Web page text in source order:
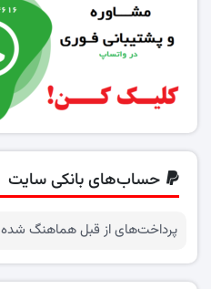
حساب‌های بانکی سایت
پرداخت‌های از قبل هماهنگ شده